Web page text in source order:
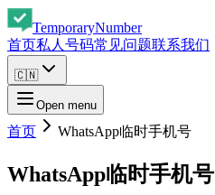
TemporaryNumber
首页私人号码常见问题联系我们
🇨🇳
Open menu
首页 WhatsApp临时手机号
WhatsApp临时手机号